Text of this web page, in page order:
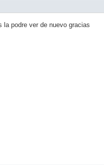
podre ver de nuevo gracias